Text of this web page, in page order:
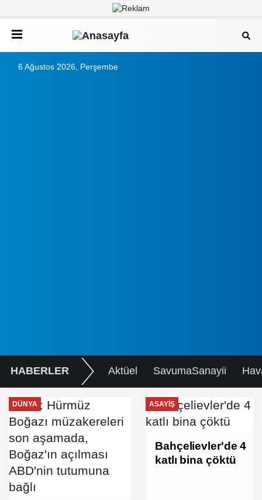
6 Ağustos 2026, Perşembe
HABERLER Aktüel SavumaSanayii
DÜNYA ASAYIŞ
Bahçelievler'de 4
katlı bina çöktü